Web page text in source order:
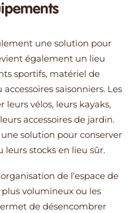
une solution pour
également un lieu
sportifs, matériel de
saisonniers. Les
vélos, leurs kayaks,
accessoires de jardin.
solution pour conserver
leurs stocks en lieu sûr.
de l’espace de
volumineux ou les
de désencombrer